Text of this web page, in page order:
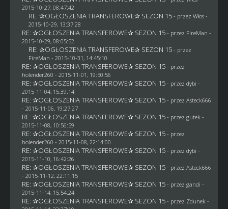
2015-10-27, 08:47:42
RE: ✰OGŁOSZENIA TRANSFEROWE✰ SEZON 15 - przez Włos-
2015-10-29, 13:37:28
RE: ✰OGŁOSZENIA TRANSFEROWE✰ SEZON 15 - przez FireMan -
2015-10-29, 08:05:52
RE: ✰OGŁOSZENIA TRANSFEROWE✰ SEZON 15 - przez
FireMan - 2015-10-31, 14:45:10
RE: ✰OGŁOSZENIA TRANSFEROWE✰ SEZON 15 - przez
holender260 - 2015-11-01, 19:50:56
RE: ✰OGŁOSZENIA TRANSFEROWE✰ SEZON 15 - przez dybi -
2015-11-04, 15:39:14
RE: ✰OGŁOSZENIA TRANSFEROWE✰ SEZON 15 - przez Asteck666
- 2015-11-06, 19:27:27
RE: ✰OGŁOSZENIA TRANSFEROWE✰ SEZON 15 - przez gutek -
2015-11-08, 10:56:59
RE: ✰OGŁOSZENIA TRANSFEROWE✰ SEZON 15 - przez
holender260 - 2015-11-08, 22:14:00
RE: ✰OGŁOSZENIA TRANSFEROWE✰ SEZON 15 - przez dybi -
2015-11-10, 16:42:26
RE: ✰OGŁOSZENIA TRANSFEROWE✰ SEZON 15 - przez Asteck666
- 2015-11-12, 22:11:15
RE: ✰OGŁOSZENIA TRANSFEROWE✰ SEZON 15 - przez gandi -
2015-11-14, 15:54:24
RE: ✰OGŁOSZENIA TRANSFEROWE✰ SEZON 15 - przez Zdunek -